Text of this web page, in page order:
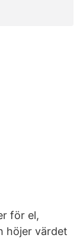
för el,
höjer värdet